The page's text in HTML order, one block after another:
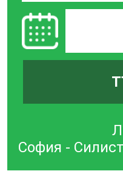
София -